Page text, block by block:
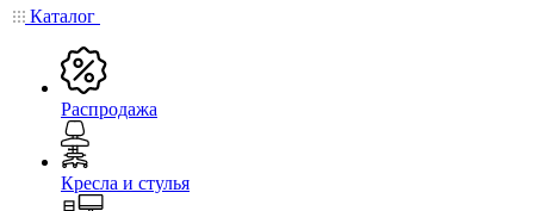
Каталог
Распродажа
Кресла и стулья